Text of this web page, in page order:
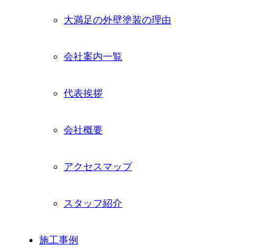
ニ
を
大満足の外壁塗装の理由
会社案内一覧
代表挨拶
会社概要
アクセスマップ
スタッフ紹介
施工事例